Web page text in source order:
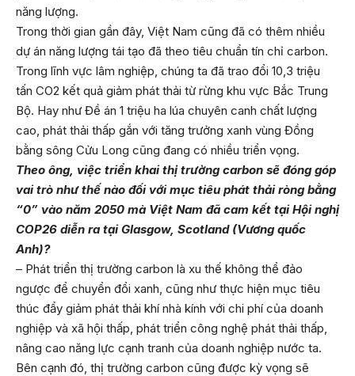
năng lượng.
Trong thời gian gần đây, Việt Nam cũng đã có thêm nhiều
dự án năng lượng tái tạo đã theo tiêu chuẩn tín chỉ carbon.
Trong lĩnh vực lâm nghiệp, chúng ta đã trao đổi 10,3 triệu
tấn CO2 kết quả giảm phát thải từ rừng khu vực Bắc Trung
Bộ. Hay như Đề án 1 triệu ha lúa chuyên canh chất lượng
cao, phát thải thấp gắn với tăng trưởng xanh vùng Đồng
bằng sông Cửu Long cũng đang có nhiều triển vọng.
Theo ông, việc triển khai thị trường carbon sẽ đóng góp
vai trò như thế nào đối với mục tiêu phát thải ròng bằng
“0” vào năm 2050 mà Việt Nam đã cam kết tại Hội nghị
COP26 diễn ra tại Glasgow, Scotland (Vương quốc
Anh)?
– Phát triển thị trường carbon là xu thế không thể đảo
ngược để chuyển đổi xanh, cũng như thực hiện mục tiêu
thúc đẩy giảm phát thải khí nhà kính với chi phí của doanh
nghiệp và xã hội thấp, phát triển công nghệ phát thải thấp,
nâng cao năng lực cạnh tranh của doanh nghiệp nước ta.
Bên cạnh đó, thị trường carbon cũng được kỳ vọng sẽ